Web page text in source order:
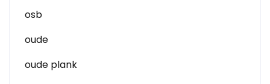
osb
oude
oude plank